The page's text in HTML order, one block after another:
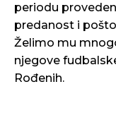
periodu
predanost i
Želimo mu
njegove
Rođenih.